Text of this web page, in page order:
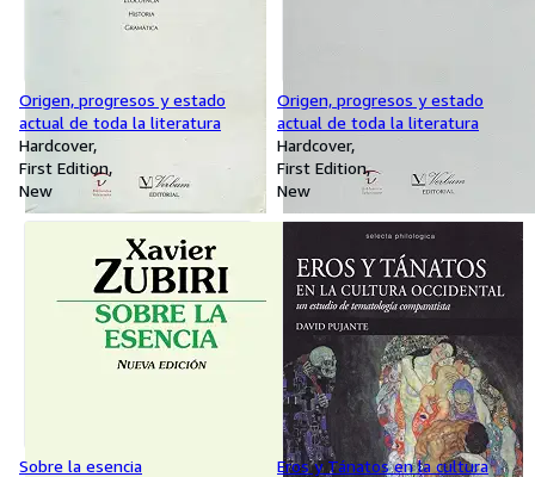
Origen, progresos y estado
actual de toda la literatura
Hardcover
First Edition
New
Origen, progresos y estado
actual de toda la literatura
Hardcover
First Edition
New
Sobre la esencia
Eros y Tánatos en la cultura